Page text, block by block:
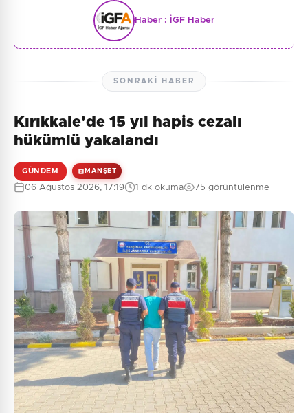
Haber : İGF Haber
SONRAKI HABER
Kırıkkale'de 15 yıl hapis cezalı
hükümlü yakalandı
GÜNDEM MANŞET
06 Ağustos 2026, 17:19 1 dk okuma 75 görüntülenme